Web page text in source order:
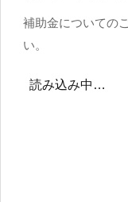
補助金についての
い。